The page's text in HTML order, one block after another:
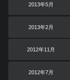
2013年5月
2013年2月
2012年11月
2012年7月